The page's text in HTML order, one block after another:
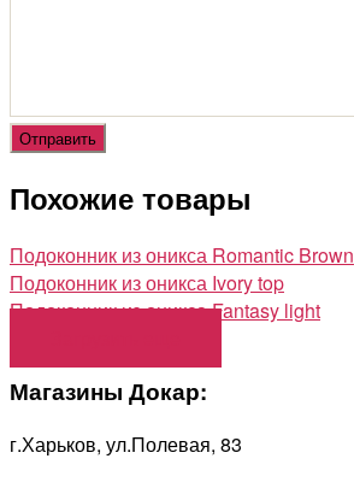
Похожие товары
Подоконник из оникса Romantic Brown
Подоконник из оникса Ivory top
Подоконник из оникса Fantasy light
Магазины Докар:
г.Харьков, ул.Полевая, 83